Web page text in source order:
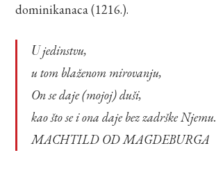
dominikanaca (1216.).
U jedinstvu,
u tom blaženom mirovanju,
On se daje (mojoj) duši,
kao što se i ona daje bez zadrške Njemu.
MACHTILD OD MAGDEBURGA